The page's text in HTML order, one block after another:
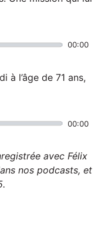
00:00
à l’âge de 71 ans,
00:00
avec Félix
nos podcasts, et